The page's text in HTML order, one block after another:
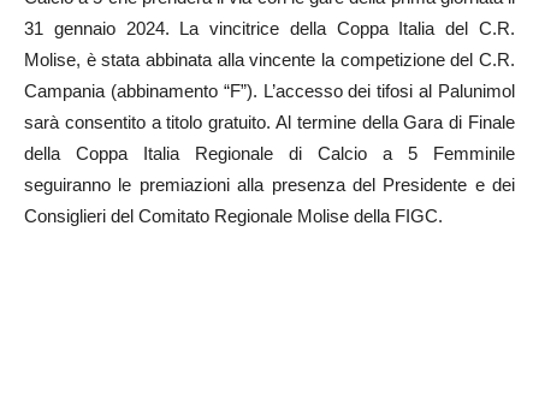
31 gennaio 2024. La vincitrice della Coppa Italia del C.R.
Molise, è stata abbinata alla vincente la competizione del C.R.
Campania (abbinamento “F”). L’accesso dei tifosi al Palunimol
sarà consentito a titolo gratuito. Al termine della Gara di Finale
della Coppa Italia Regionale di Calcio a 5 Femminile
seguiranno le premiazioni alla presenza del Presidente e dei
Consiglieri del Comitato Regionale Molise della FIGC.